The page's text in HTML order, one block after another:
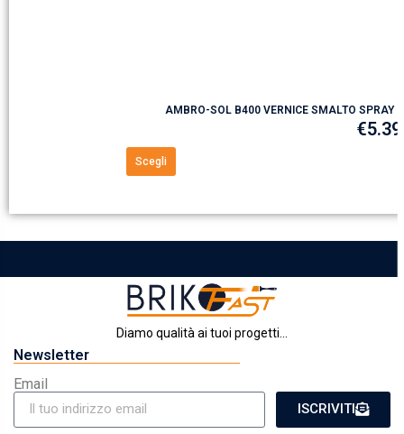
AMBRO-SOL B400 VERNICE SMALTO SPRAY
€5.39
Scegli
Diamo qualità ai tuoi progetti...
Newsletter
Email
ISCRIVITI